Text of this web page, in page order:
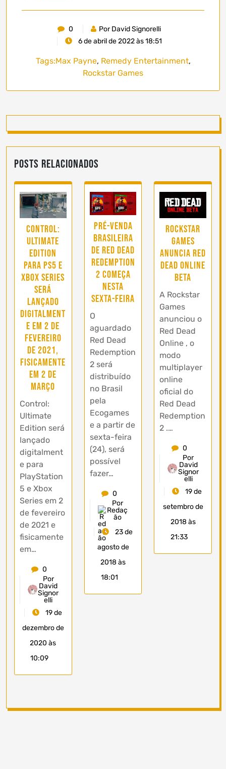
0
Por David Signorelli
6 de abril de 2022 às 18:51
Tags:Max Payne, Remedy Entertainment,
Rockstar Games
Posts Relacionados
Control:
Ultimate
Edition
para PS5 e
Xbox Series
será
lançado
digitalment
e em 2 de
fevereiro
de 2021,
fisicamente
em 2 de
março
Control:
Ultimate
Edition será
lançado
digitalment
e para
PlayStation
5 e Xbox
Series em 2
de fevereiro
de 2021 e
fisicamente
em…
0
Por
David
Signor
elli
19 de
dezembro de
2020 às
10:09
Pré-venda
brasileira
de Red Dead
Redemption
2 começa
nesta
sexta-feira
O
aguardado
Red Dead
Redemption
2 será
distribuído
no Brasil
pela
Ecogames
e a partir de
sexta-feira
(24), será
possível
fazer…
0
Por
Redaç
ão
23 de
agosto de
2018 às
18:01
Rockstar
Games
anuncia Red
Dead Online
Beta
A Rockstar
Games
anunciou o
Red Dead
Online , o
modo
multiplayer
online
oficial do
Red Dead
Redemption
2 .…
0
Por
David
Signor
elli
19 de
setembro de
2018 às
21:33